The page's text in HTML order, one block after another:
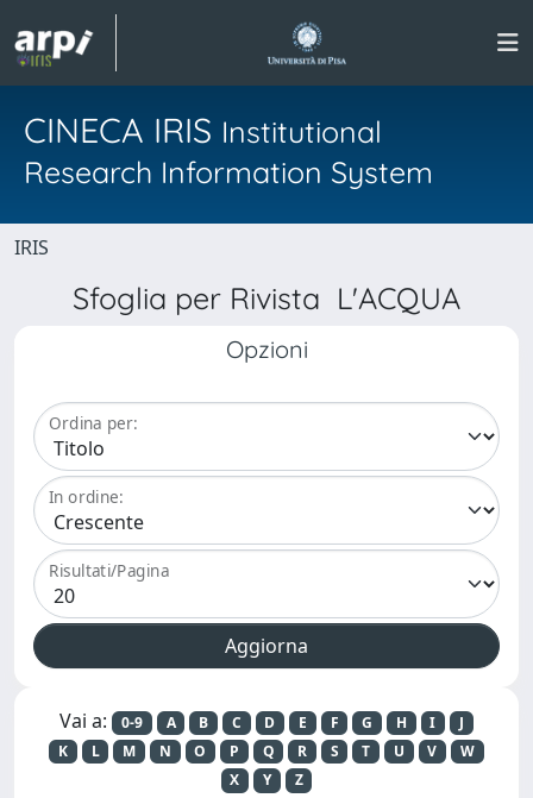
CINECA IRIS Institutional
Research Information System
IRIS
Sfoglia per Rivista L'ACQUA
Opzioni
Ordina per:
In ordine:
Risultati/Pagina
Vai a: 0-9 A B C D E F G H I
J
K
L M N O P Q R S T U V
W
X
Y Z